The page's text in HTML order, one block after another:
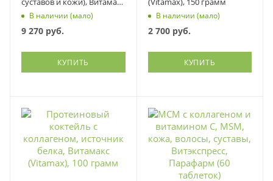
(Vitamax), 90 капсул
В наличии (мало)
9 270 руб.
КУПИТЬ
В наличии (мало)
2 700руб.
КУПИТЬ